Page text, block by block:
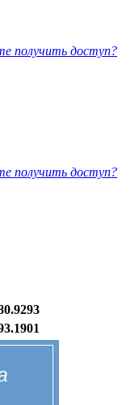
получить доступ?
получить доступ?